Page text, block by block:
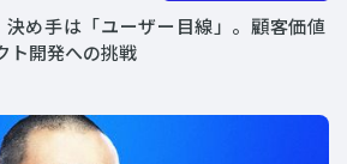
決め手は「ユーザー目線」。顧客価値
ト開発への挑戦